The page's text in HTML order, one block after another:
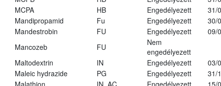
MCPA
HB Engedélyezett
31/
Mandipropamid
Fu Engedélyezett
30/
Mandestrobin
FU Engedélyezett
09/
Mancozeb
FU
Nem
engedélyezett
Maltodextrin
IN Engedélyezett
03/
Maleic hydrazide
PG Engedélyezett
31/